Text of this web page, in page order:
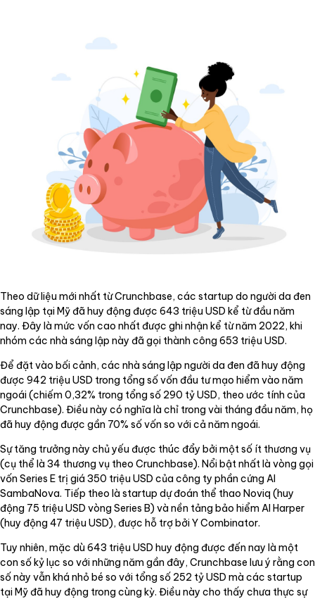
Theo dữ liệu mới nhất từ Crunchbase, các startup do người da đen
sáng lập tại Mỹ đã huy động được 643 triệu USD kể từ đầu năm
nay. Đây là mức vốn cao nhất được ghi nhận kể từ năm 2022, khi
nhóm các nhà sáng lập này đã gọi thành công 653 triệu USD.
Để đặt vào bối cảnh, các nhà sáng lập người da đen đã huy động
được 942 triệu USD trong tổng số vốn đầu tư mạo hiểm vào năm
ngoái (chiếm 0,32% trong tổng số 290 tỷ USD, theo ước tính của
Crunchbase). Điều này có nghĩa là chỉ trong vài tháng đầu năm, họ
đã huy động được gần 70% số vốn so với cả năm ngoái.
Sự tăng trưởng này chủ yếu được thúc đẩy bởi một số ít thương vụ
(cụ thể là 34 thương vụ theo Crunchbase). Nổi bật nhất là vòng gọi
vốn Series E trị giá 350 triệu USD của công ty phần cứng AI
SambaNova. Tiếp theo là startup dự đoán thể thao Noviq (huy
động 75 triệu USD vòng Series B) và nền tảng bảo hiểm AI Harper
(huy động 47 triệu USD), được hỗ trợ bởi Y Combinator.
Tuy nhiên, mặc dù 643 triệu USD huy động được đến nay là một
con số kỷ lục so với những năm gần đây, Crunchbase lưu ý rằng con
số này vẫn khá nhỏ bé so với tổng số 252 tỷ USD mà các startup
tại Mỹ đã huy động trong cùng kỳ. Điều này cho thấy chưa thực sự